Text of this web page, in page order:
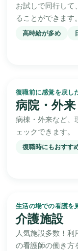
お試しで同行して
ることができます。
高時給が多め
復職前に感覚を戻し
病院・外来
病棟・外来など、
ェックできます。
復職時にもおすす
生活の場での看護を
介護施設
人気施設多数！
の看護師の働き方